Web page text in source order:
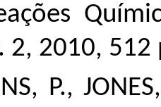
2, 2010, 512
P.,